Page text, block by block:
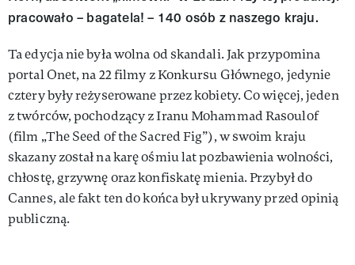
pracowało – bagatela! – 140 osób z naszego kraju.
Ta edycja nie była wolna od skandali. Jak przypomina
portal Onet, na 22 filmy z Konkursu Głównego, jedynie
cztery były reżyserowane przez kobiety. Co więcej, jeden
z twórców, pochodzący z Iranu Mohammad Rasoulof
(film „The Seed of the Sacred Fig”), w swoim kraju
skazany został na karę ośmiu lat pozbawienia wolności,
chłostę, grzywnę oraz konfiskatę mienia. Przybył do
Cannes, ale fakt ten do końca był ukrywany przed opinią
publiczną.